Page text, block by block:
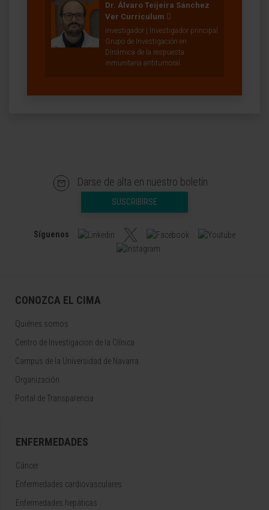
Dr. Álvaro Teijeira Sánchez
Ver Curriculum
Investigador | Investigador principal
Grupo de Investigación en
Dinámica de la respuesta
inmunitaria antitumoral
Darse de alta en nuestro boletín
SUSCRIBIRSE
Síguenos
CONOZCA EL CIMA
Quiénes somos
Centro de Investigacion de la Clínica
Campus de la Universidad de Navarra
Organización
Portal de Transparencia
ENFERMEDADES
Cáncer
Enfermedades cardiovasculares
Enfermedades hepáticas